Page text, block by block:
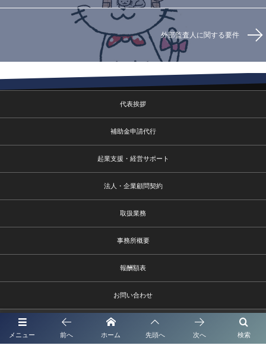
外部監査人に関する要件
メニュー 検索
前へ ホーム 先頭へ 次へ
代表挨拶
補助金申請代行
起業支援・経営サポート
法人・企業顧問契約
取扱業務
事務所概要
報酬額表
お問い合わせ